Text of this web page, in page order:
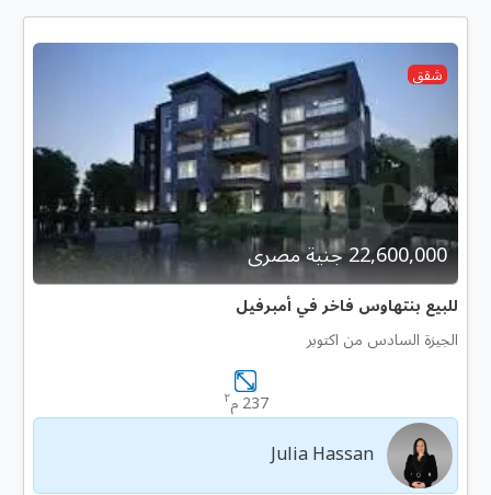
شقق
22,600,000 جنية مصرى
للبيع بنتهاوس فاخر في أمبرفيل
الجيزة السادس من اكتوبر
237 م ٢
Julia Hassan